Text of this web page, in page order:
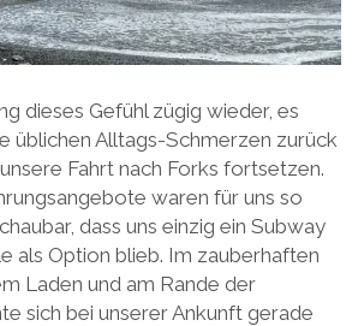
dieses Gefühl zügig wieder, es
üblichen Alltags-Schmerzen zurück
Fahrt nach Forks fortsetzen.
waren für uns so
dass uns einzig ein Subway
als Option blieb. Im zauberhaften
Laden und am Rande der
sich bei unserer Ankunft gerade